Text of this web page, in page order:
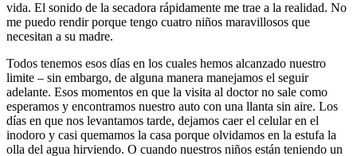
Por un momento me encuentro pensando ir en automóvil
conduciendo hasta una playa en algún lugar lejos del caos que llamo
vida. El sonido de la secadora rápidamente me trae a la realidad. No
necesitan a su madre.
Todos tenemos esos días en los cuales hemos alcanzado nuestro
limite – sin embargo, de alguna manera manejamos el seguir
adelante. Esos momentos en que la visita al doctor no sale como
esperamos y encontramos nuestro auto con una llanta sin aire. Los
días en que nos levantamos tarde, dejamos caer el celular en el